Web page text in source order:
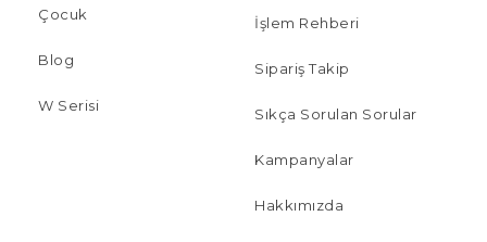
Çocuk
Blog
W Serisi
İşlem Rehberi
Sipariş Takip
Sıkça Sorulan Sorular
Kampanyalar
Hakkımızda